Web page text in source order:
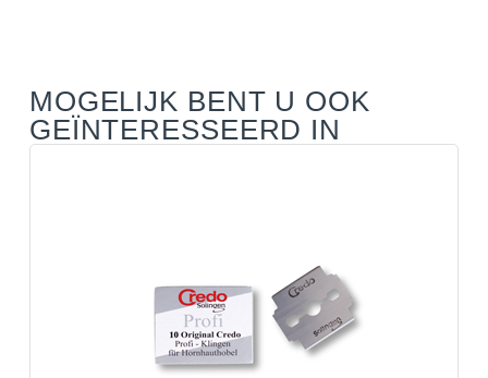
MOGELIJK BENT U OOK
GEÏNTERESSEERD IN